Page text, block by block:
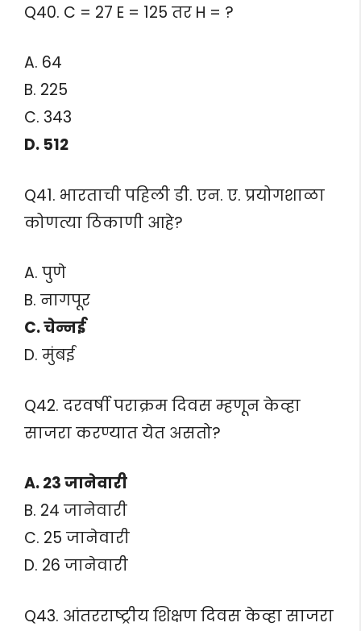
Q40. C = 27 E = 125 तर H = ?
A. 64
B. 225
C. 343
D. 512
Q41. भारताची पहिली डी. एन. ए. प्रयोगशाळा
कोणत्या ठिकाणी आहे?
A. पुणे
B. नागपूर
C. चेन्नई
D. मुंबई
Q42. दरवर्षी पराक्रम दिवस म्हणून केव्हा
साजरा करण्यात येत असतो?
A. 23 जानेवारी
B. 24 जानेवारी
C. 25 जानेवारी
D. 26 जानेवारी
Q43. आंतरराष्ट्रीय शिक्षण दिवस केव्हा साजरा